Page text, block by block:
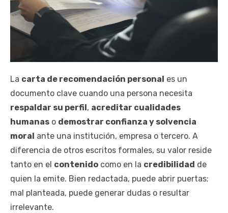
La carta de recomendación personal es un
documento clave cuando una persona necesita
respaldar su perfil , acreditar cualidades
humanas o demostrar confianza y solvencia
moral ante una institución, empresa o tercero. A
diferencia de otros escritos formales, su valor reside
tanto en el contenido como en la credibilidad de
quien la emite. Bien redactada, puede abrir puertas;
mal planteada, puede generar dudas o resultar
irrelevante.